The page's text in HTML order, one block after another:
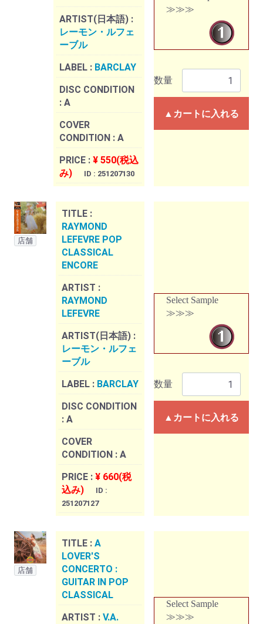
ARTIST(日本語) :
レーモン・ルフェ
ーブル
LABEL : BARCLAY
DISC CONDITION
: A
COVER
CONDITION : A
PRICE : ¥ 550(税込
み)
ID : 251207130
≫≫≫
数量
▲カートに入れる
店舗
TITLE :
RAYMOND
LEFEVRE POP
CLASSICAL
ENCORE
ARTIST :
RAYMOND
LEFEVRE
ARTIST(日本語) :
レーモン・ルフェ
ーブル
LABEL : BARCLAY
DISC CONDITION
: A
COVER
CONDITION : A
PRICE : ¥ 660(税
込み)
ID :
251207127
Select Sample
≫≫≫
数量
▲カートに入れる
店舗
TITLE : A
LOVER'S
CONCERTO :
GUITAR IN POP
CLASSICAL
ARTIST : V.A.
Select Sample
≫≫≫